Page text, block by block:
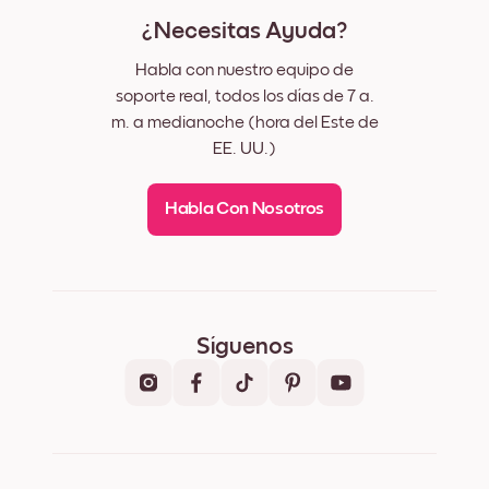
¿Necesitas Ayuda?
Habla con nuestro equipo de
soporte real, todos los días de 7 a.
m. a medianoche (hora del Este de
EE. UU.)
Habla Con Nosotros
Síguenos